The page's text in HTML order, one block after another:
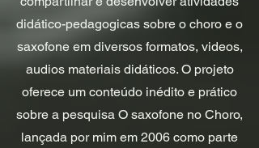
didático-pedagogicas sobre o choro e o
saxofone em diversos formatos, videos,
audios materiais didáticos. O projeto
oferece um conteúdo inédito e prático
sobre a pesquisa O saxofone no Choro,
lançada por mim em 2006 como parte